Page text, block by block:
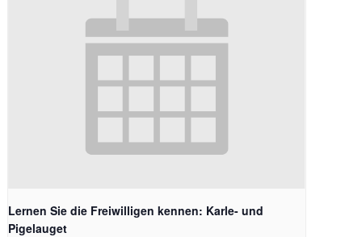
Lernen Sie die Freiwilligen kennen: Karle- und
Pigelauget